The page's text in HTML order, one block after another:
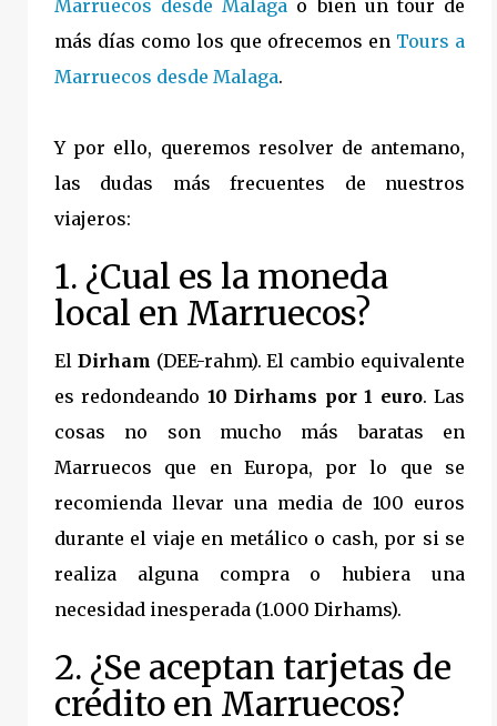
Marruecos desde Malaga o bien un tour de
más días como los que ofrecemos en Tours a
Marruecos desde Malaga.
Y por ello, queremos resolver de antemano,
las dudas más frecuentes de nuestros
viajeros:
1. ¿Cual es la moneda
local en Marruecos?
El Dirham (DEE-rahm).El cambio equivalente
es redondeando 10 Dirhams por 1 euro. Las
cosas no son mucho más baratas en
Marruecos que en Europa, por lo que se
recomienda llevar una media de 100 euros
durante el viaje en metálico o cash, por si se
realiza alguna compra o hubiera una
necesidad inesperada (1.000 Dirhams).
2. ¿Se aceptan tarjetas de
crédito en Marruecos?